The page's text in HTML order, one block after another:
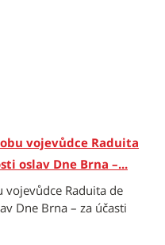
vojevůdce Raduita
oslav Dne Brna –...
Raduita de
Dne Brna – za účasti